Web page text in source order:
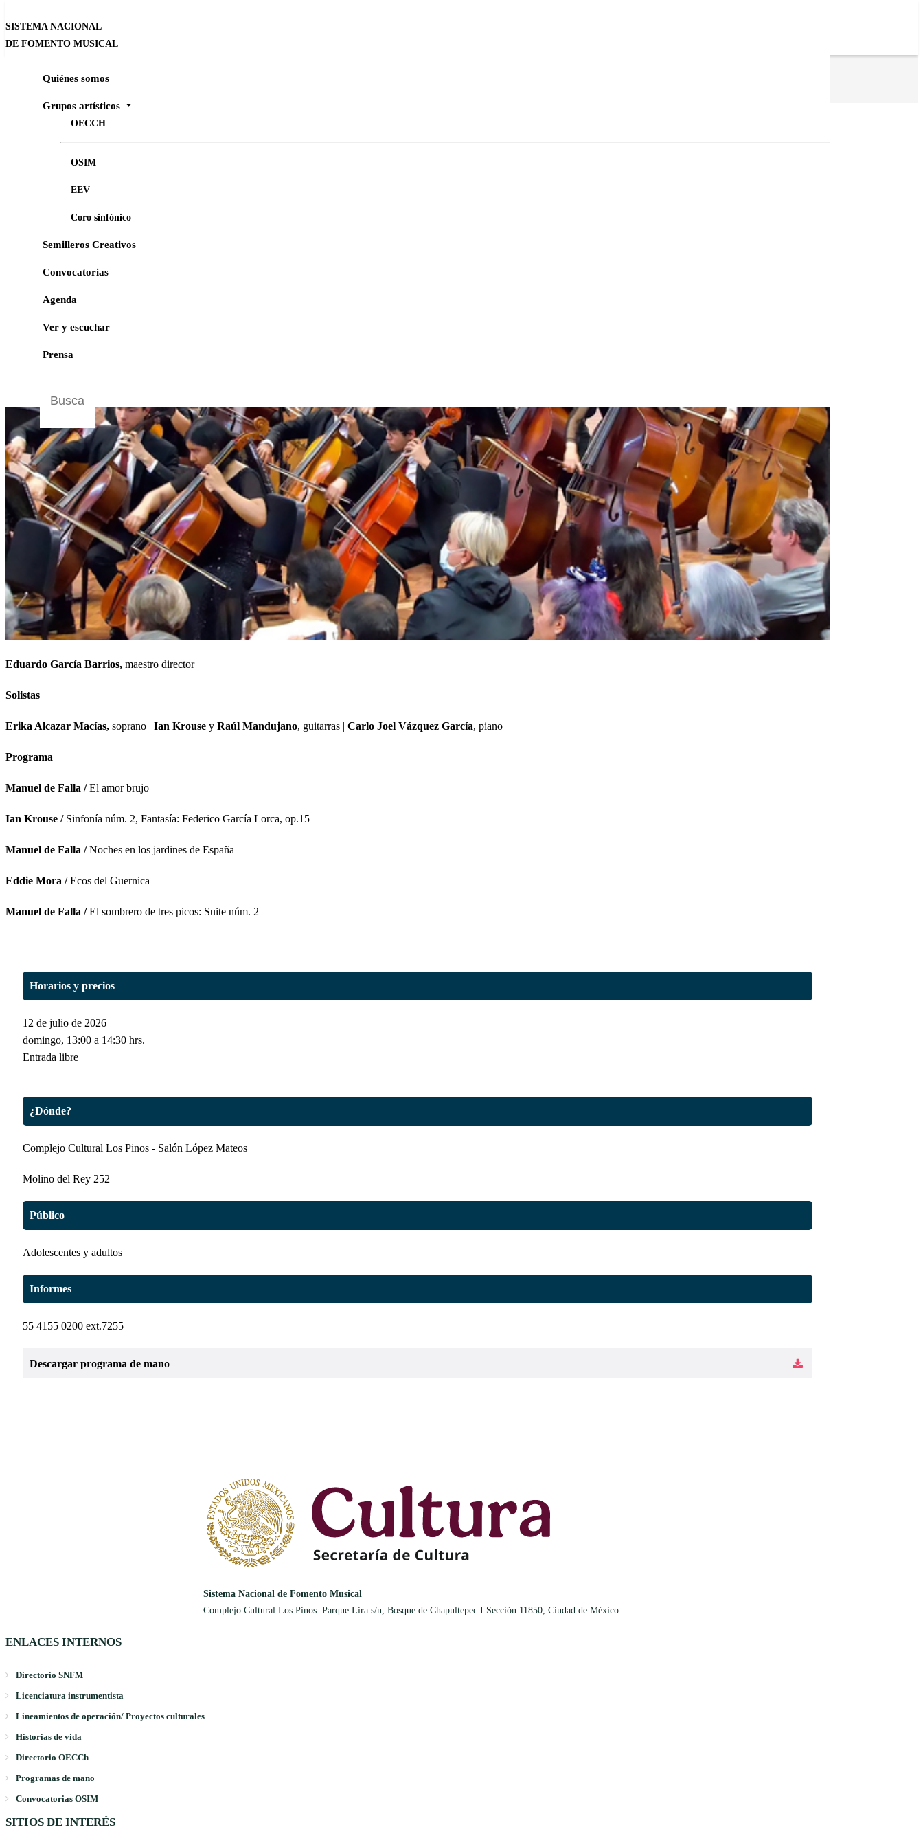
SISTEMA NACIONAL
DE FOMENTO MUSICAL
Quiénes somos
Grupos artísticos
OECCH
OSIM
EEV
Coro sinfónico
Semilleros Creativos
Convocatorias
Agenda
Ver y escuchar
Prensa
Agenda De Falla y su tiempo | A 150 años de su nacimiento (Concierto 2)
CHAPULTEPEC, NATURALEZA Y CULTURA, MÚSICA
Eduardo García Barrios, maestro director
Solistas
Erika Alcazar Macías, soprano | Ian Krouse y Raúl Mandujano, guitarras | Carlo Joel Vázquez García, piano
Programa
Manuel de Falla /El amor brujo
Ian Krouse /Sinfonía núm. 2, Fantasía: Federico García Lorca, op.15
Manuel de Falla /Noches en los jardines de España
Eddie Mora /Ecos del Guernica
Manuel de Falla /El sombrero de tres picos: Suite núm. 2
Horarios y precios
12 de julio de 2026
domingo, 13:00 a 14:30 hrs.
Entrada libre
¿Dónde?
Complejo Cultural Los Pinos - Salón López Mateos
Molino del Rey 252
Público
Adolescentes y adultos
Informes
55 4155 0200 ext.7255
Descargar programa de mano
Sistema Nacional de Fomento Musical
Complejo Cultural Los Pinos. Parque Lira s/n, Bosque de Chapultepec I Sección 11850, Ciudad de México
ENLACES INTERNOS
Directorio SNFM
Licenciatura instrumentista
Lineamientos de operación/ Proyectos culturales
Historias de vida
Directorio OECCh
Programas de mano
Convocatorias OSIM
SITIOS DE INTERÉS